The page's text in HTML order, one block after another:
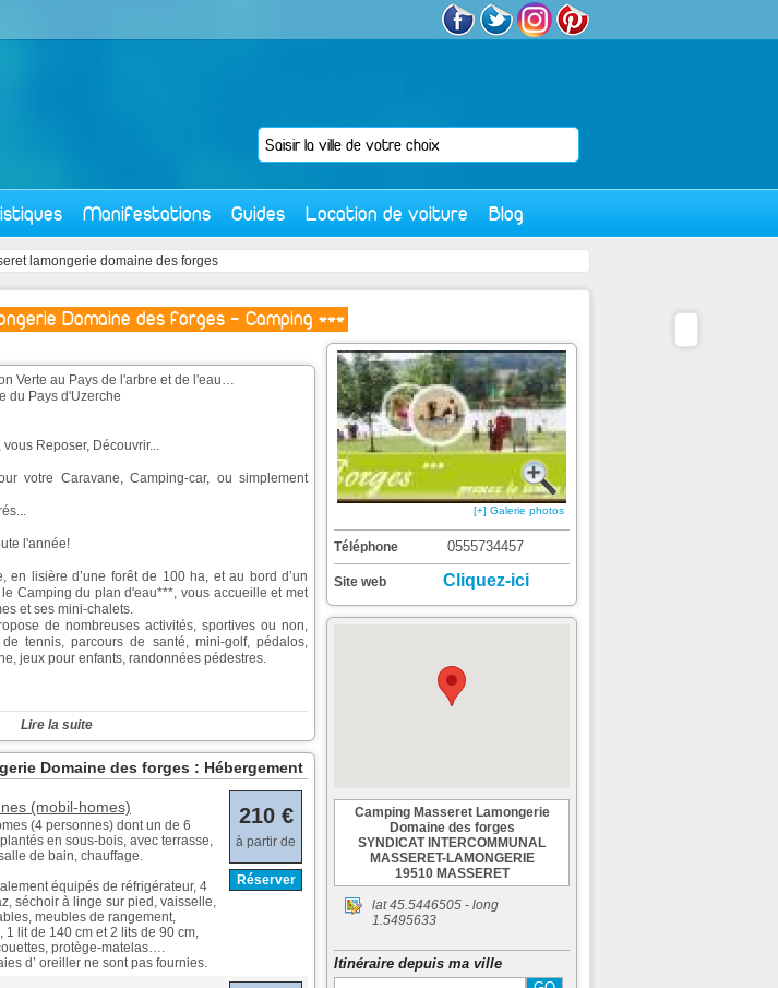
Manifestations Guides Location de voiture Blog
lamongerie domaine des forges
Domaine des forges - Camping ***
Verte au Pays de l'arbre et de l'eau…
du Pays d'Uzerche
Reposer, Découvrir...
votre Caravane, Camping-car, ou simplement
l'année!
en lisière d’une forêt de 100 ha, et au bord d’un
Camping du plan d'eau***, vous accueille et met
et ses mini-chalets.
de nombreuses activités, sportives ou non,
tennis, parcours de santé, mini-golf, pédalos,
jeux pour enfants, randonnées pédestres.
Lire la suite
Domaine des forges : Hébergement
(mobil-homes)
(4 personnes) dont un de 6
en sous-bois, avec terrasse,
de bain, chauffage.
équipés de réfrigérateur, 4
séchoir à linge sur pied, vaisselle,
meubles de rangement,
1 lit de 140 cm et 2 lits de 90 cm,
protège-matelas….
d’ oreiller ne sont pas fournies.
210 €
à partir de
Réserver
[+] Galerie photos
Téléphone 0555734457
Site web Cliquez-ici
Camping Masseret Lamongerie
Domaine des forges
SYNDICAT INTERCOMMUNAL
MASSERET-LAMONGERIE
19510 MASSERET
lat45.5446505 - long
1.5495633
Itinéraire depuis ma ville